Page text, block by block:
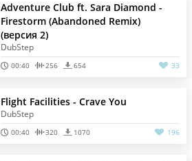
Adventure Club ft. Sara Diamond -
Firestorm (Abandoned Remix)
(версия 2)
DubStep
00:40 256 654 33
Flight Facilities - Crave You
DubStep
00:40 320 1070 196